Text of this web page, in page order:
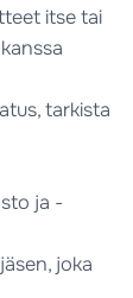
itse tai
tarkista
ja -
joka